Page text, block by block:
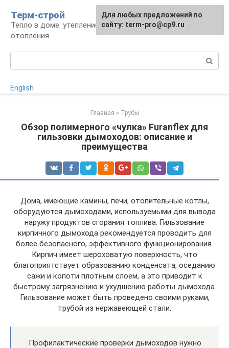
контенту
Терм-строй
Тепло в доме: утепление и устройство
отопления
English
Главная » Трубы
Обзор полимерного «чулка» Furanflex для
гильзовки дымоходов: описание и
преимущества
Дома, имеющие камины, печи, отопительные котлы,
оборудуются дымоходами, используемыми для вывода
наружу продуктов сгорания топлива. Гильзование
кирпичного дымохода рекомендуется проводить для
более безопасного, эффективного функционирования.
Кирпич имеет шероховатую поверхность, что
благоприятствует образованию конденсата, оседанию
сажи и копоти плотным слоем, а это приводит к
быстрому загрязнению и ухудшению работы дымохода.
Гильзование может быть проведено своими руками,
трубой из нержавеющей стали.
Профилактические проверки дымоходов нужно
Для любых предложений по
сайту: term-pro@cp9.ru